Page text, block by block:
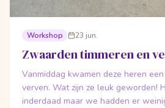
Workshop 23 jun.
Zwaarden timmeren en
Vanmiddag kwamen deze heren
verven. Wat zijn ze leuk geworden!
inderdaad maar we hadden er